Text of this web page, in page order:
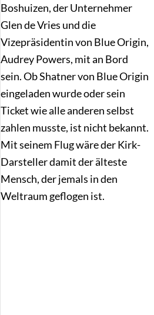
Boshuizen, der Unternehmer
Glen de Vries und die
Vizepräsidentin von Blue Origin,
Audrey Powers, mit an Bord
sein. Ob Shatner von Blue Origin
eingeladen wurde oder sein
Ticket wie alle anderen selbst
zahlen musste, ist nicht bekannt.
Mit seinem Flug wäre der Kirk-
Darsteller damit der älteste
Mensch, der jemals in den
Weltraum geflogen ist.